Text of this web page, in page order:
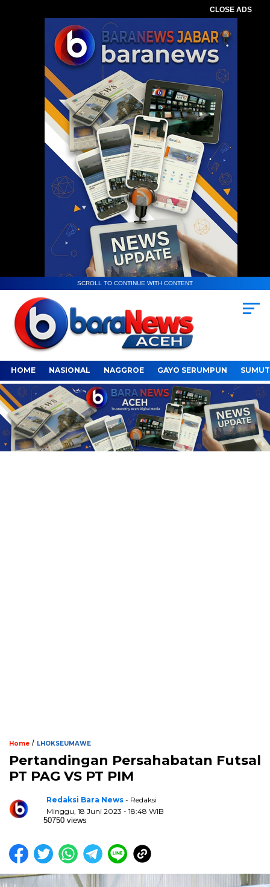
CLOSE ADS
SCROLL TO CONTINUE WITH CONTENT
HOME NASIONAL NAGGROE GAYO SERUMPUN SUMUT
Home / LHOKSEUMAWE
Pertandingan Persahabatan Futsal
PT PAG VS PT PIM
Redaksi Bara News - Redaksi
Minggu, 18 Juni 2023 - 18:48 WIB
50750 views